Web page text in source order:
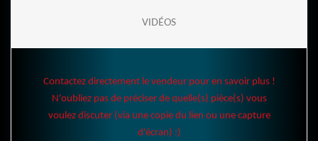
VIDÉOS
Contactez directement le vendeur pour en savoir plus !
N'oubliez pas de préciser de quelle(s) pièce(s) vous
voulez discuter (via une copie du lien ou une capture
d'écran) :)